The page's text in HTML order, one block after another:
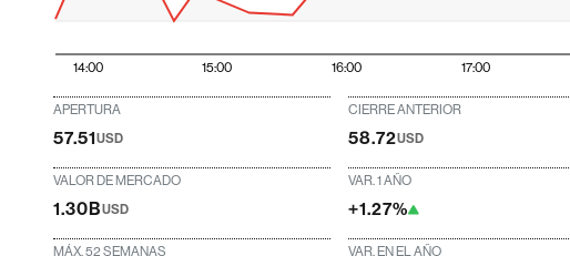
14:00 15:00 16:00 17:00
APERTURA
57.51USD
CIERRE ANTERIOR
58.72USD
VALOR DE MERCADO
1.30BUSD
VAR. 1 AÑO
+1.27%
MÁX. 52 SEMANAS VAR. EN EL AÑO